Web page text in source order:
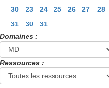
30
23 24 25 26 27 28
31
30
31
Domaines :
Ressources :